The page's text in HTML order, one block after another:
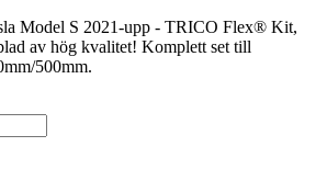
Model S 2021-upp - TRICO Flex® Kit,
av hög kvalitet! Komplett set till
500mm.